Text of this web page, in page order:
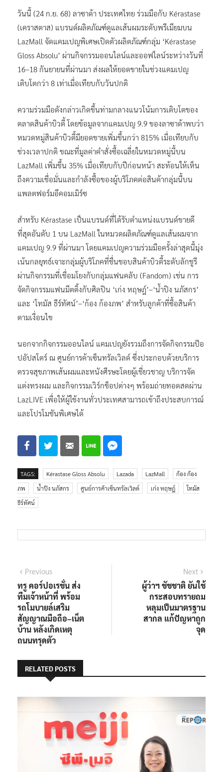
วันนี้ (24 ก.ย. 68) ลาซาด้า ประเทศไทย ร่วมมือกับ Kérastase
(เคราสตาส) แบรนด์ผลิตภัณฑ์ดูแลเส้นผมระดับพรีเมียมบน
LazMall จัดแคมเปญพิเศษเปิดตัวผลิตภัณฑ์กลุ่ม ‘Kérastase
Gloss Absolu’ ผ่านกิจกรรมออนไลน์และออฟไลน์ระหว่างวันที่
16–18 กันยายนที่ผ่านมา ส่งผลให้ยอดขายในช่วงแคมเปญ
เติบโตกว่า 8 เท่าเมื่อเทียบกับวันปกติ
ความร่วมมือดังกล่าวเกิดขึ้นท่ามกลางแนวโน้มการเติบโตของ
ตลาดสินค้าบิวตี้ โดยข้อมูลจากแคมเปญ 9.9 ของลาซาด้าพบว่า
หมวดหมู่สินค้าบิวตี้มียอดขายเพิ่มขึ้นกว่า 815% เมื่อเทียบกับ
ช่วงเวลาปกติ ขณะที่มูลค่าคำสั่งซื้อเฉลี่ยในหมวดหมู่นี้บน
LazMall เพิ่มขึ้น 35% เมื่อเทียบกับปีก่อนหน้า สะท้อนให้เห็น
ถึงความเชื่อมั่นและกำลังซื้อของผู้บริโภคต่อสินค้ากลุ่มนี้บน
แพลตฟอร์มอีคอมเมิร์ซ
สำหรับ Kérastase เป็นแบรนด์ที่ได้รับตำแหน่งแบรนด์ขายดี
ที่สุดอันดับ 1 บน LazMall ในหมวดผลิตภัณฑ์ดูแลเส้นผมจาก
แคมเปญ 9.9 ที่ผ่านมา โดยแคมเปญความร่วมมือครั้งล่าสุดนี้มุ่ง
เน้นกลยุทธ์เจาะกลุ่มผู้บริโภคที่ชื่นชอบสินค้าบิวตี้ระดับลักชูรี
ผ่านกิจกรรมที่เชื่อมโยงกับกลุ่มแฟนคลับ (Fandom) เช่น การ
จัดกิจกรรมแฟนมีตติ้งกับศิลปิน ‘เก่ง หฤษฎ์’–‘น้ำปิง นภัสกร’
และ ‘โทมัส ธีร์ทัศน์’–‘ก้อง ก้องภพ’ สำหรับลูกค้าที่ซื้อสินค้า
ตามเงื่อนไข
นอกจากกิจกรรมออนไลน์ แคมเปญยังรวมถึงการจัดกิจกรรมป๊อ
ปอัปสโตร์ ณ ศูนย์การค้าเซ็นทรัลเวิลด์ ซึ่งประกอบด้วยบริการ
ตรวจสุขภาพเส้นผมและหนังศีรษะโดยผู้เชี่ยวชาญ บริการจัด
แต่งทรงผม และกิจกรรมเวิร์กช็อปต่างๆ พร้อมถ่ายทอดสดผ่าน
LazLIVE เพื่อให้ผู้ใช้งานทั่วประเทศสามารถเข้าถึงประสบการณ์
และโปรโมชันพิเศษได้
TAGS: Kérastase Gloss Absolu Lazada LazMall
ก้อง ก้อง
ภพ
น้ำปิง นภัสกร ศูนย์การค้าเซ็นทรัลเวิลด์ เก่ง หฤษฎ์
โทมัส
ธีร์ทัศน์
แนะแนว
เรื่อง
PreviousPrevious
post:
ทรู คอร์ปอเรชั่น ส่ง
ทีมเจ้าหน้าที่ พร้อม
รถโมบายล์เสริม
สัญญาณมือถือ–เน็ต
บ้าน หลังเกิดเหตุ
ถนนทรุดตัว
Next
post:
ผู้ว่าฯ ชัชชาติ ยันใช้
กระสอบทรายถม
หลุมเป็นมาตรฐาน
สากล แก้ปัญหาถูก
จุด
RELATED POSTS